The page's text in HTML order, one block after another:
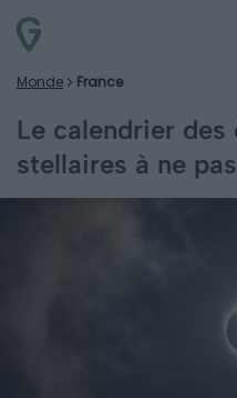
Monde France
Le calendrier des
stellaires à ne